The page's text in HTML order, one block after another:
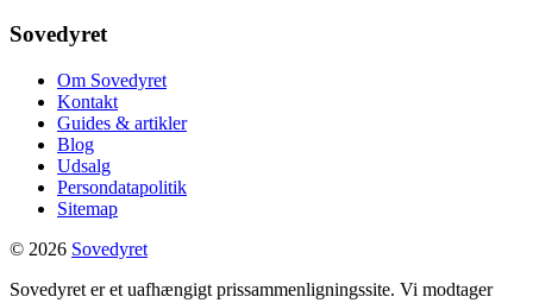
Sovedyret
Om Sovedyret
Kontakt
Guides & artikler
Blog
Udsalg
Persondatapolitik
Sitemap
© 2026 Sovedyret
Sovedyret er et uafhængigt prissammenligningssite. Vi modtager